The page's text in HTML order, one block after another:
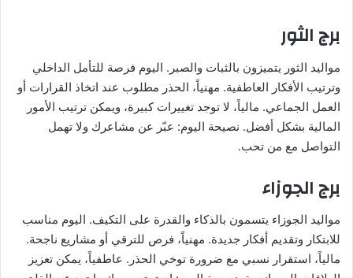
برج الثور
مواليد الثور يتميزون بالثبات والصبر. اليوم فرصة للتأمل الداخلي
وترتيب الأفكار العاطفية. مهنياً، الحذر مطلوب عند اتخاذ القرارات أو
العمل الجماعي. مالياً، لا توجد تغييرات كبيرة، ويمكن ترتيب الأمور
المالية بشكل أفضل. نصيحة اليوم: عبّر عن مشاعرك ولا تهمل
التواصل مع من تحب.
برج الجوزاء
مواليد الجوزاء يتسمون بالذكاء والقدرة على التكيف. اليوم مناسب
للابتكار وتقديم أفكار جديدة. مهنياً، فرص للترقي أو مشاريع ناجحة.
مالياً، استقرار نسبي مع ضرورة توخي الحذر. عاطفياً، يمكن تعزيز